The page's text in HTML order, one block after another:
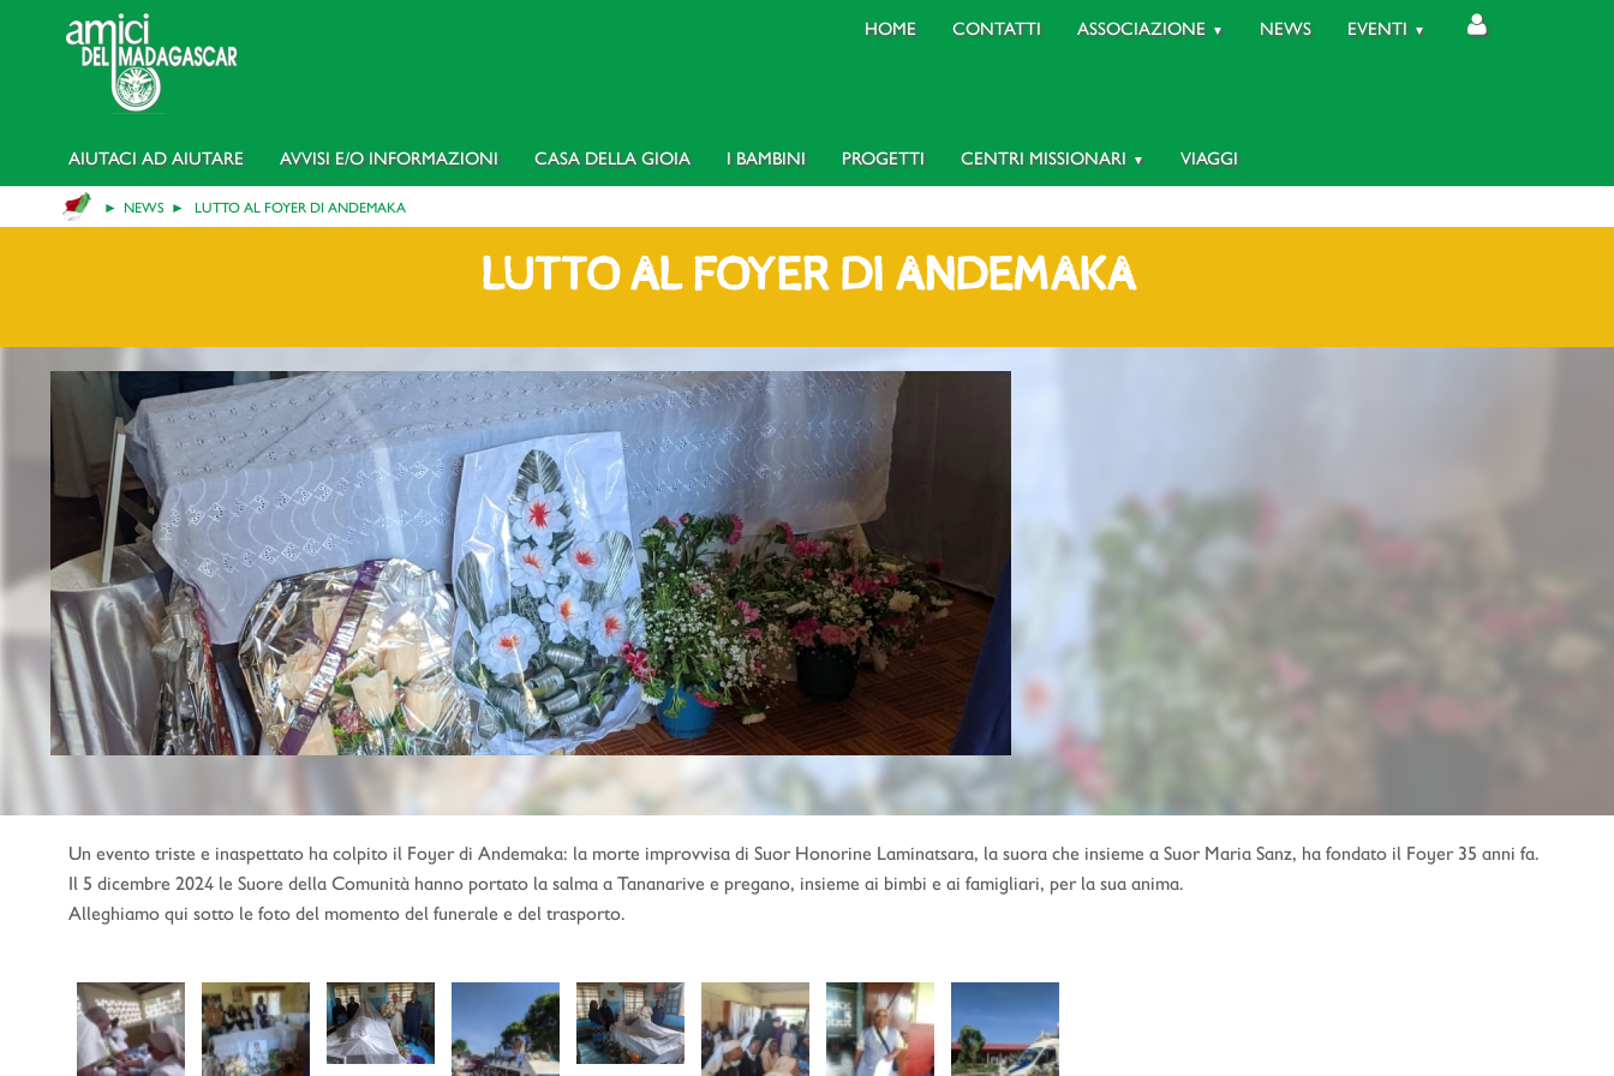
HOME CONTATTI ASSOCIAZIONE NEWS EVENTI
AIUTACI AD AIUTARE AVVISI E/o INFORMAZIONI CASA DELLA GIOIA I BAMBINI PROGETTI CENTRI MISSIONARI VIAGGI
NEWS LUTTO AL FOYER DI ANDEMAKA
LUTTO AL FOYER DI ANDEMAKA
Un evento triste e inaspettato ha colpito il Foyer di Andemaka: la morte improvvisa di Suor Honorine Laminatsara, la suora che insieme a Suor Maria Sanz, ha fondato il Foyer 35 anni fa.
Il 5 dicembre 2024 le Suore della Comunità hanno portato la salma a Tananarive e pregano, insieme ai bimbi e ai famigliari, per la sua anima.
Alleghiamo qui sotto le foto del momento del funerale e del trasporto.